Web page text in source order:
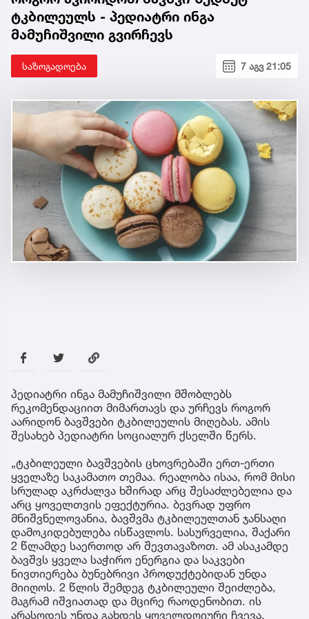
ტკბილეულს - პედიატრი ინგა
მამუჩიშვილი გვირჩევს
საზოგადოება 7 აგვ 21:05
პედიატრი ინგა მამუჩიშვილი მშობლებს
რეკომენდაციით მიმართავს და ურჩევს როგორ
აარიდონ ბავშვები ტკბილეულის მიღებას. ამის
შესახებ პედიატრი სოციალურ ქსელში წერს.
„ტკბილეული ბავშვების ცხოვრებაში ერთ-ერთი
ყველაზე საკამათო თემაა. რეალობა ისაა, რომ მისი
სრულად აკრძალვა ხშირად არც შესაძლებელია და
არც ყოველთვის ეფექტურია. ბევრად უფრო
მნიშვნელოვანია, ბავშვმა ტკბილეულთან ჯანსაღი
დამოკიდებულება ისწავლოს. სასურველია, შაქარი
2 წლამდე საერთოდ არ შევთავაზოთ. ამ ასაკამდე
ბავშვს ყველა საჭირო ენერგია და საკვები
ნივთიერება ბუნებრივი პროდუქტებიდან უნდა
მიიღოს. 2 წლის შემდეგ ტკბილეული შეიძლება,
მაგრამ იშვიათად და მცირე რაოდენობით. ის
არასოდეს უნდა გახდეს ყოველდღიური ჩვევა,